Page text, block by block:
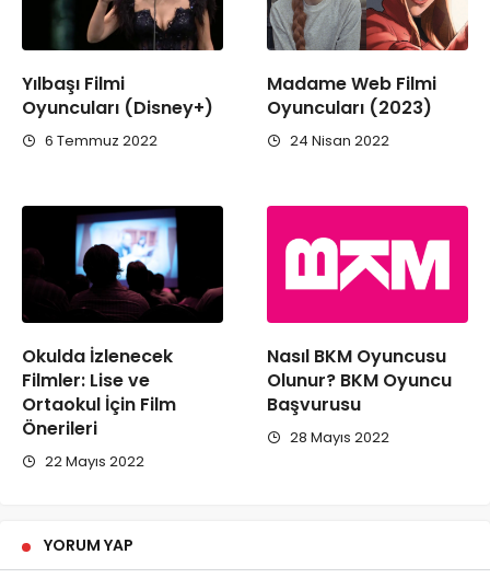
Yılbaşı Filmi
Oyuncuları (Disney+)
6 Temmuz 2022
Madame Web Filmi
Oyuncuları (2023)
24 Nisan 2022
Okulda İzlenecek
Filmler: Lise ve
Ortaokul İçin Film
Önerileri
22 Mayıs 2022
Nasıl BKM Oyuncusu
Olunur? BKM Oyuncu
Başvurusu
28 Mayıs 2022
YORUM YAP